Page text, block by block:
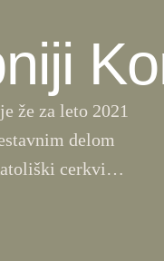
že za leto 2021
delom
cerkvi
o obvezni …